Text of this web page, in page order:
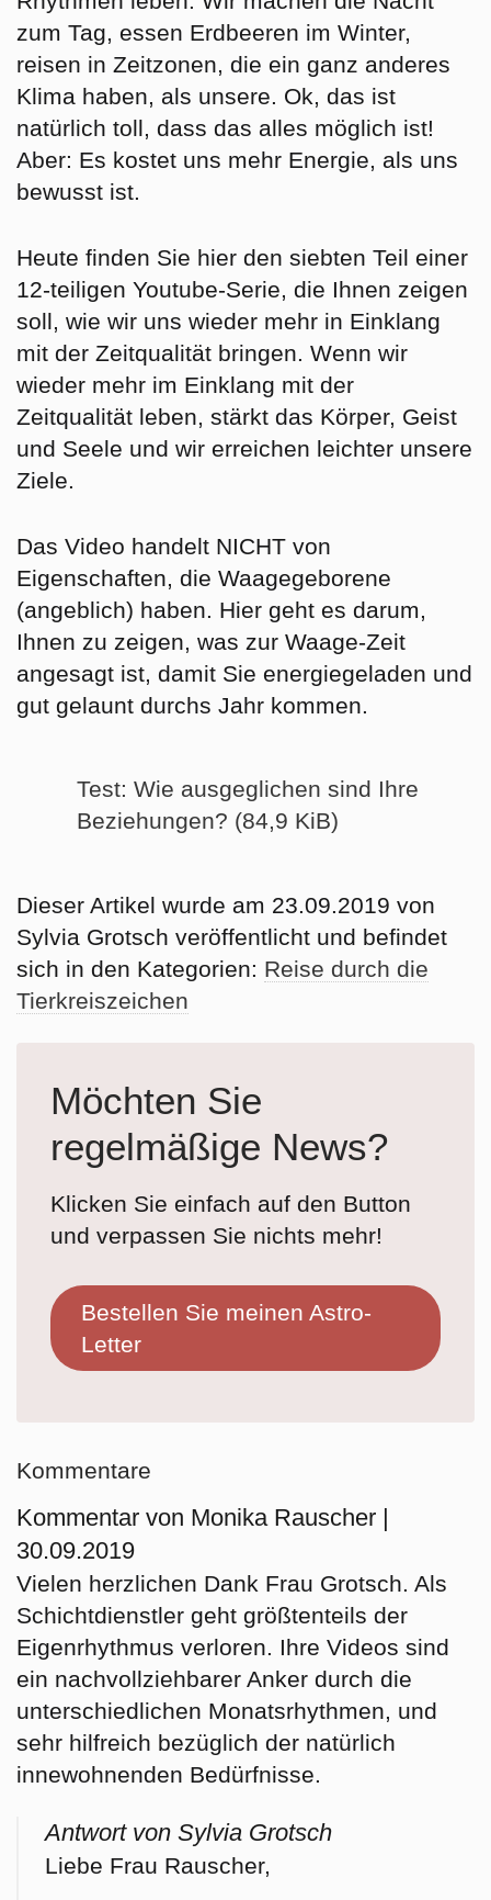
zum Tag, essen Erdbeeren im Winter,
reisen in Zeitzonen, die ein ganz anderes
Klima haben, als unsere. Ok, das ist
natürlich toll, dass das alles möglich ist!
Aber: Es kostet uns mehr Energie, als uns
bewusst ist.
Heute finden Sie hier den siebten Teil einer
12-teiligen Youtube-Serie, die Ihnen zeigen
soll, wie wir uns wieder mehr in Einklang
mit der Zeitqualität bringen. Wenn wir
wieder mehr im Einklang mit der
Zeitqualität leben, stärkt das Körper, Geist
und Seele und wir erreichen leichter unsere
Ziele.
Das Video handelt NICHT von
Eigenschaften, die Waagegeborene
(angeblich) haben. Hier geht es darum,
Ihnen zu zeigen, was zur Waage-Zeit
angesagt ist, damit Sie energiegeladen und
gut gelaunt durchs Jahr kommen.
Test: Wie ausgeglichen sind Ihre
Beziehungen? (84,9 KiB)
Dieser Artikel wurde am 23.09.2019 von
Sylvia Grotsch veröffentlicht und befindet
sich in den Kategorien: Reise durch die
Tierkreiszeichen
Möchten Sie
regelmäßige News?
Klicken Sie einfach auf den Button
und verpassen Sie nichts mehr!
Bestellen Sie meinen Astro-
Letter
Kommentare
Kommentar von Monika Rauscher |
30.09.2019
Vielen herzlichen Dank Frau Grotsch. Als
Schichtdienstler geht größtenteils der
Eigenrhythmus verloren. Ihre Videos sind
ein nachvollziehbarer Anker durch die
unterschiedlichen Monatsrhythmen, und
sehr hilfreich bezüglich der natürlich
innewohnenden Bedürfnisse.
Antwort von Sylvia Grotsch
Liebe Frau Rauscher,